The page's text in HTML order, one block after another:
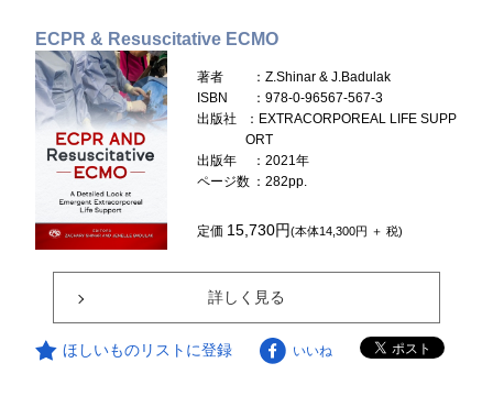
ECPR & Resuscitative ECMO
著者
：Z.Shinar & J.Badulak
ISBN
：978-0-96567-567-3
出版社
：EXTRACORPOREAL LIFE SUPP
ORT
出版年
：2021年
ページ数 ：282pp.
定価 15,730円(本体14,300円 ＋ 税)
詳しく見る
ほしいものリストに登録 いいね